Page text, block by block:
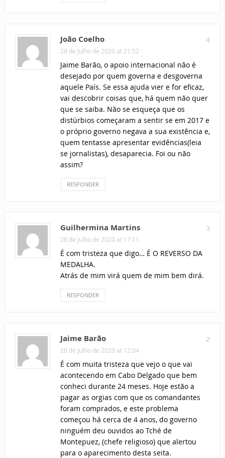
4
João Coelho
29 de Julho de 2020 at 21:52
Jaime Barão, o apoio internacional não é
desejado por quem governa e desgoverna
aquele País. Se essa ajuda vier e for eficaz,
vai descobrir coisas que, há quem não quer
que se saiba. Não se esqueça que os
distúrbios começaram a sentir se em 2017 e
o próprio governo negava a sua existência e,
quem tentasse apresentar evidências(leia
se jornalistas), desaparecia. Foi ou não
assim?
RESPONDER
3
Guilhermina Martins
28 de Julho de 2020 at 17:11
É com tristeza que digo… É O REVERSO DA
MEDALHA.
Atrás de mim virá quem de mim bem dirá.
RESPONDER
2
Jaime Barão
28 de Julho de 2020 at 12:04
É com muita tristeza que vejo o que vai
acontecendo em Cabo Delgado que bem
conheci durante 24 meses. Hoje estão a
pagar as orgias com que os comandantes
foram comprados, e este problema
começou há cerca de 4 anos, do governo
ninguém deu ouvidos ao Tché de
Montepuez, (chefe religioso) que alertou
para o aparecimento desta seita.